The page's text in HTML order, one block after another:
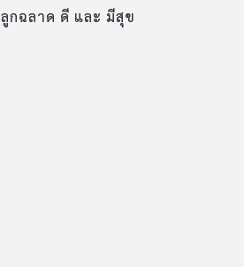
กฉลาด ดี และ มีสุข